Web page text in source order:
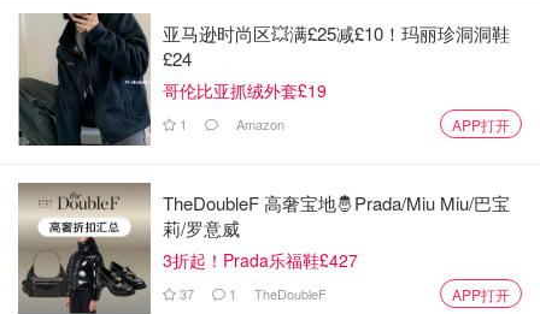
亚马逊时尚区💥满£25减£10！玛丽珍洞洞鞋
£24
哥伦比亚抓绒外套£19
1 Amazon APP打开
TheDoubleF 高奢宝地🤴Prada/Miu Miu/巴宝
莉/罗意威
3折起！Prada乐福鞋£427
37 1 TheDoubleF APP打开